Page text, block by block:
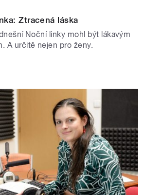
Ztracená láska
Noční linky mohl být lákavým
A určitě nejen pro ženy.